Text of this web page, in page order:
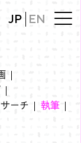
JP EN
サーチ
執筆